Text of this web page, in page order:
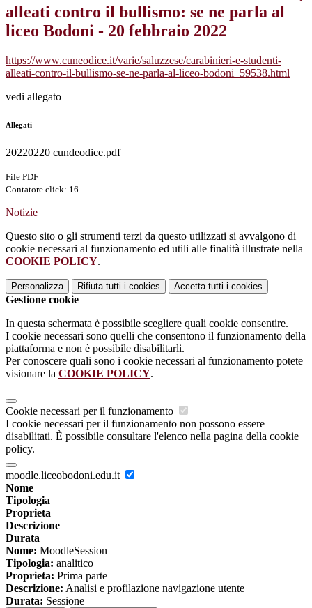
alleati contro il bullismo: se ne parla al
liceo Bodoni - 20 febbraio 2022
https://www.cuneodice.it/varie/saluzzese/carabinieri-e-studenti-
alleati-contro-il-bullismo-se-ne-parla-al-liceo-bodoni_59538.html
vedi allegato
Allegati
20220220 cundeodice.pdf
File PDF
Contatore click: 16
Notizie
Questo sito o gli strumenti terzi da questo utilizzati si avvalgono di
cookie necessari al funzionamento ed utili alle finalità illustrate nella
COOKIE POLICY.
Personalizza Rifiuta tutti i cookies Accetta tutti i cookies
Gestione cookie
In questa schermata è possibile scegliere quali cookie consentire.
I cookie necessari sono quelli che consentono il funzionamento della
piattaforma e non è possibile disabilitarli.
Per conoscere quali sono i cookie necessari al funzionamento potete
visionare la COOKIE POLICY.
Cookie necessari per il funzionamento
I cookie necessari per il funzionamento non possono essere
disabilitati. È possibile consultare l'elenco nella pagina della cookie
policy.
moodle.liceobodoni.edu.it
Nome
Tipologia
Proprieta
Descrizione
Durata
Nome: MoodleSession
Tipologia: analitico
Proprieta: Prima parte
Descrizione: Analisi e profilazione navigazione utente
Durata: Sessione